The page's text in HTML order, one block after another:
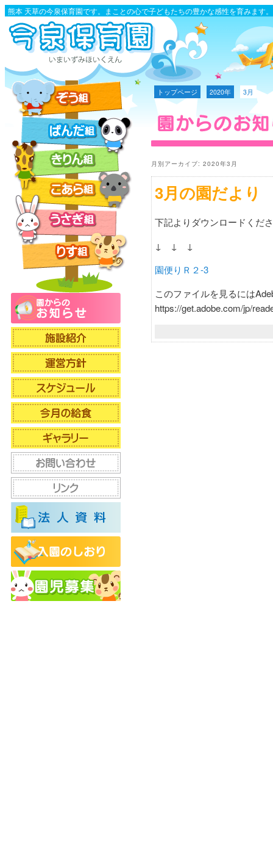
熊本 天草の今泉保育園です。まことの心で子どもたちの豊かな感性を育みます。
トップページ 2020年 3月
月別アーカイブ: 2020年3月
3月の園だより
下記よりダウンロードくだ
↓ ↓ ↓
園便りＲ２-3
このファイルを見るには
https://get.adobe.com/jp/